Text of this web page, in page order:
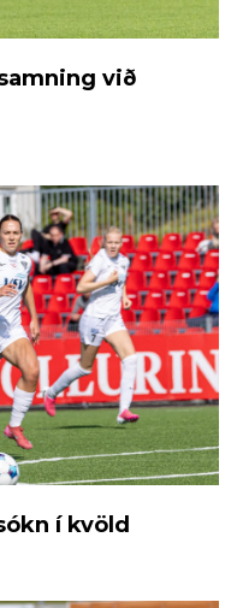
við
í kvöld